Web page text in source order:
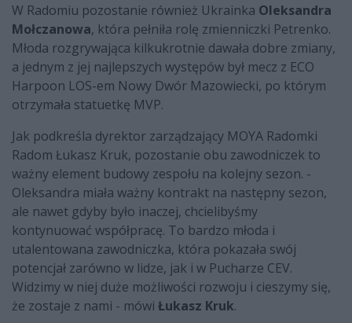
W Radomiu pozostanie również Ukrainka Oleksandra
Mołczanowa, która pełniła rolę zmienniczki Petrenko.
Młoda rozgrywająca kilkukrotnie dawała dobre zmiany,
a jednym z jej najlepszych występów był mecz z ECO
Harpoon LOS-em Nowy Dwór Mazowiecki, po którym
otrzymała statuetkę MVP.
Jak podkreśla dyrektor zarządzający MOYA Radomki
Radom Łukasz Kruk, pozostanie obu zawodniczek to
ważny element budowy zespołu na kolejny sezon. -
Oleksandra miała ważny kontrakt na następny sezon,
ale nawet gdyby było inaczej, chcielibyśmy
kontynuować współpracę. To bardzo młoda i
utalentowana zawodniczka, która pokazała swój
potencjał zarówno w lidze, jak i w Pucharze CEV.
Widzimy w niej duże możliwości rozwoju i cieszymy się,
że zostaje z nami - mówi Łukasz Kruk.